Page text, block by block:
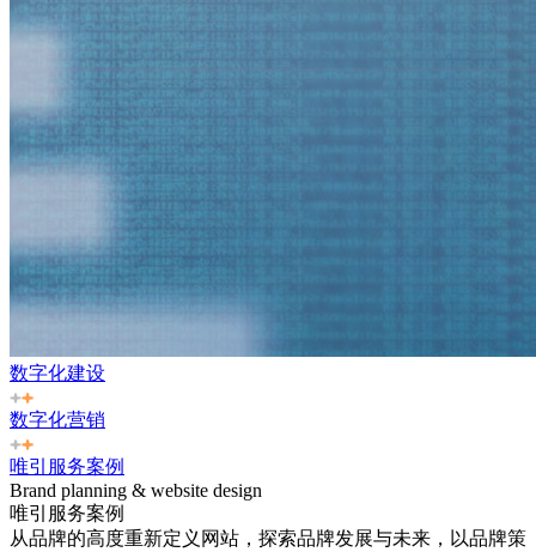
数字化建设
数字化营销
唯引服务案例
Brand planning & website design
唯引服务案例
从品牌的高度重新定义网站，探索品牌发展与未来，以品牌策